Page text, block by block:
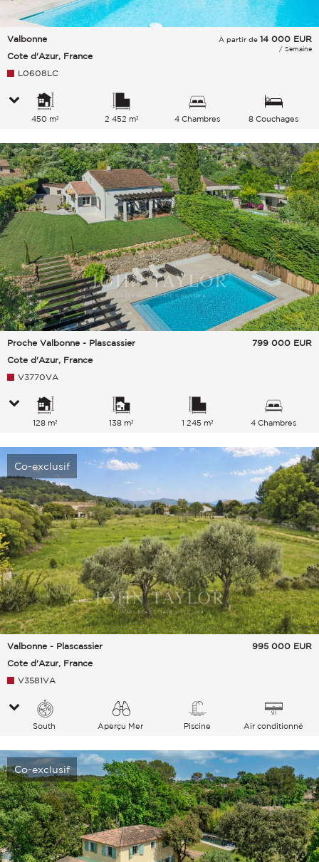
Valbonne
Cote d'Azur, France
À partir de 14 000 EUR
/ Semaine
L0608LC
450 m² 2 452 m² 4 Chambres 8 Couchages
Proche Valbonne - Plascassier
Cote d'Azur, France
799 000 EUR
V3770VA
128 m² 138 m² 1 245 m² 4 Chambres
Co-exclusif
Valbonne - Plascassier
Cote d'Azur, France
995 000 EUR
V3581VA
South Aperçu Mer Piscine Air conditionné
Co-exclusif